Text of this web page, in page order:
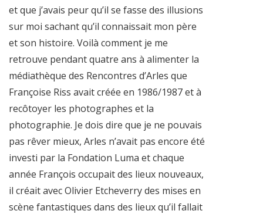
et que j’avais peur qu’il se fasse des illusions
sur moi sachant qu’il connaissait mon père
et son histoire. Voilà comment je me
retrouve pendant quatre ans à alimenter la
médiathèque des Rencontres d’Arles que
Françoise Riss avait créée en 1986/1987 et à
recôtoyer les photographes et la
photographie. Je dois dire que je ne pouvais
pas rêver mieux, Arles n’avait pas encore été
investi par la Fondation Luma et chaque
année François occupait des lieux nouveaux,
il créait avec Olivier Etcheverry des mises en
scène fantastiques dans des lieux qu’il fallait